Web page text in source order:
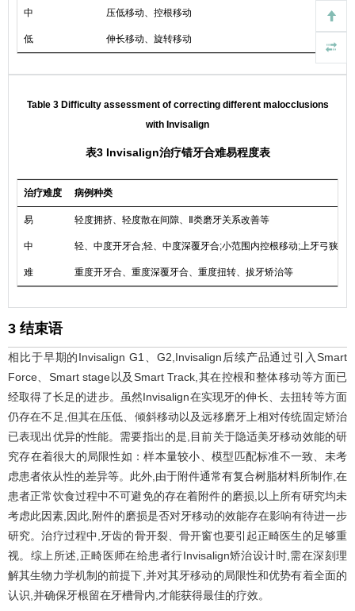
中 压低移动、控根移动
低 伸长移动、旋转移动
Table 3 Difficulty assessment of correcting different malocclusions
with Invisalign
表3 Invisalign治疗错牙合难易程度表
治疗难度 病例种类
易 轻度拥挤、轻度散在间隙、Ⅱ类磨牙关系改善等
中 轻、中度开牙合;轻、中度深覆牙合;小范围内控根移动;上牙弓狭窄
难 重度开牙合、重度深覆牙合、重度扭转、拔牙矫治等
3 结束语
相比于早期的Invisalign G1、G2,Invisalign后续产品通过引入Smart
Force、Smart stage以及Smart Track,其在控根和整体移动等方面已
经取得了长足的进步。虽然Invisalign在实现牙的伸长、去扭转等方面
仍存在不足,但其在压低、倾斜移动以及远移磨牙上相对传统固定矫治
已表现出优异的性能。需要指出的是,目前关于隐适美牙移动效能的研
究存在着很大的局限性如：样本量较小、模型匹配标准不一致、未考
虑患者依从性的差异等。此外,由于附件通常有复合树脂材料所制作,在
患者正常饮食过程中不可避免的存在着附件的磨损,以上所有研究均未
考虑此因素,因此,附件的磨损是否对牙移动的效能存在影响有待进一步
研究。治疗过程中,牙齿的骨开裂、骨开窗也要引起正畸医生的足够重
视。综上所述,正畸医师在给患者行Invisalign矫治设计时,需在深刻理
解其生物力学机制的前提下,并对其牙移动的局限性和优势有着全面的
认识,并确保牙根留在牙槽骨内,才能获得最佳的疗效。